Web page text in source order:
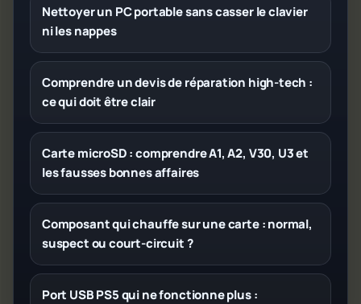
Nettoyer un PC portable sans casser le clavier
ni les nappes
Comprendre un devis de réparation high-tech :
ce qui doit être clair
Carte microSD : comprendre A1, A2, V30, U3 et
les fausses bonnes affaires
Composant qui chauffe sur une carte : normal,
suspect ou court-circuit ?
Port USB PS5 qui ne fonctionne plus :